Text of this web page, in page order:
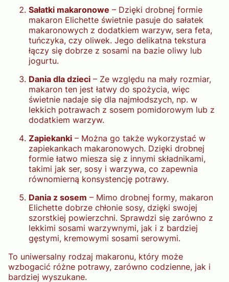
Sałatki makaronowe – Dzięki drobnej formie
makaron Elichette świetnie pasuje do sałatek
makaronowych z dodatkiem warzyw, sera feta,
tuńczyka, czy oliwek. Jego delikatna tekstura
łączy się dobrze z sosami na bazie oliwy lub
jogurtu.
Dania dla dzieci – Ze względu na mały rozmiar,
makaron ten jest łatwy do spożycia, więc
świetnie nadaje się dla najmłodszych, np. w
lekkich potrawach z sosem pomidorowym lub z
dodatkiem warzyw.
Zapiekanki – Można go także wykorzystać w
zapiekankach makaronowych. Dzięki drobnej
formie łatwo miesza się z innymi składnikami,
takimi jak ser, sosy i warzywa, co zapewnia
równomierną konsystencję potrawy.
Dania z sosem – Mimo drobnej formy, makaron
Elichette dobrze chłonie sosy, dzięki swojej
szorstkiej powierzchni. Sprawdzi się zarówno z
lekkimi sosami warzywnymi, jak i z bardziej
gęstymi, kremowymi sosami serowymi.
To uniwersalny rodzaj makaronu, który może
wzbogacić różne potrawy, zarówno codzienne, jak i
bardziej wyszukane.